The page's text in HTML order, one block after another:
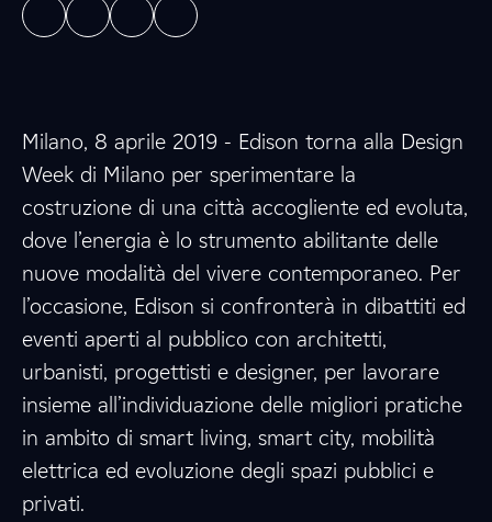
Milano, 8 aprile 2019 - Edison torna alla Design
Week di Milano per sperimentare la
costruzione di una città accogliente ed evoluta,
dove l’energia è lo strumento abilitante delle
nuove modalità del vivere contemporaneo. Per
l’occasione, Edison si confronterà in dibattiti ed
eventi aperti al pubblico con architetti,
urbanisti, progettisti e designer, per lavorare
insieme all’individuazione delle migliori pratiche
in ambito di smart living, smart city, mobilità
elettrica ed evoluzione degli spazi pubblici e
privati.